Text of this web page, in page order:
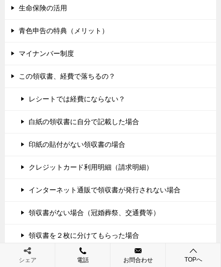
生命保険の活用
青色申告の特典（メリット）
マイナンバー制度
この領収書、経費で落ちるの？
レシートでは経費にならない？
白紙の領収書に自分で記載した場合
印紙の貼付がない領収書の場合
クレジットカード利用明細（請求明細）
インターネット通販で領収書が発行されない場合
領収書がない場合（冠婚葬祭、交通費等）
領収書を２枚に分けてもらった場合
領収書の宛名
シェア 電話 お問合わせ TOPへ